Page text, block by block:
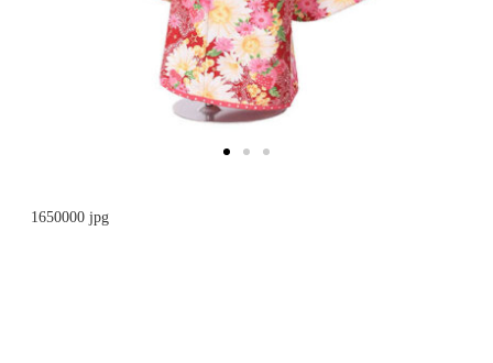
1650000 jpg